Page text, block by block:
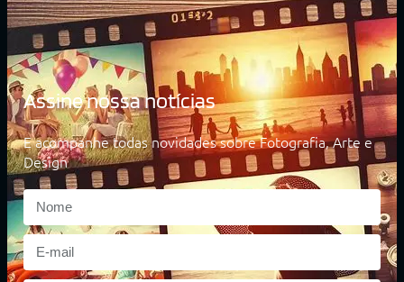
Assine nossa notícias
E acompanhe todas novidades sobre Fotografia, Arte e
Design